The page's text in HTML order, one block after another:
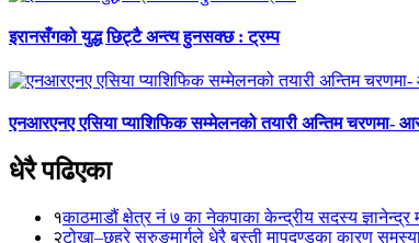
इरानसँगको युद्ध छिट्टै अन्त्य हुनसक्छ : ट्रम्प
एनआरएनए एसिया प्याशिफिक सम्मेलनको तयारी अन्तिम
धेरै पढिएका
१काठमाडौं क्षेत्र नं ७ का नेकपाका केन्द्रीय सदस्य ज्ञानेन्द्र
२टोखा–छहरे सुरुङमार्गले धेरै बस्ती मापदण्डका कारण